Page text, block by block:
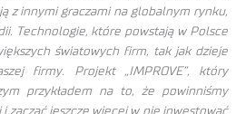
z innymi graczami na globalnym rynku,
Technologie, które powstają w Polsce
światowych firm, tak jak dzieje
firmy. Projekt „IMPROVE”, który
przykładem na to, że powinniśmy